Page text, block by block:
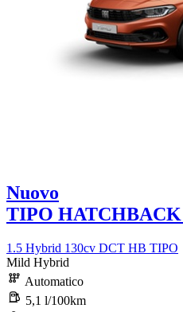
Nuovo
TIPO
1.5 Hybrid 130cv DCT HB TIPO
Mild Hybrid
Automatico
5,1 l/100km